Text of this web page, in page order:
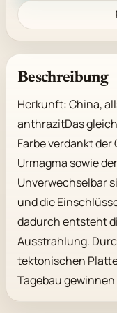
Beschreibung
Herkunft: China,
anthrazitDas
Farbe verdankt der
Urmagma sowie
Unverwechselbar
und die
dadurch entsteht
Ausstrahlung.
tektonischen
Tagebau